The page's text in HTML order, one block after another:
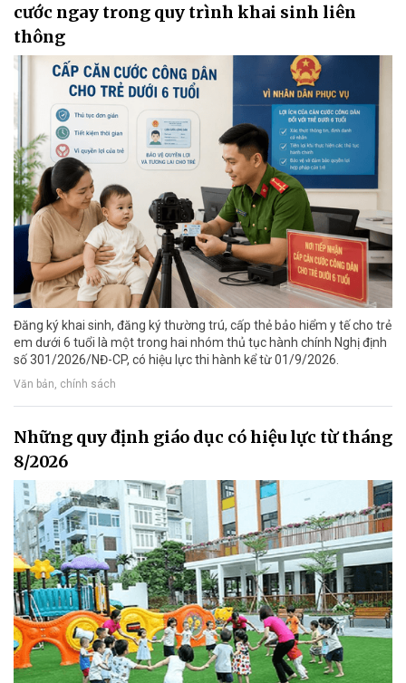
cước ngay trong quy trình khai sinh liên
thông
Đăng ký khai sinh, đăng ký thường trú, cấp thẻ bảo hiểm y tế cho trẻ
em dưới 6 tuổi là một trong hai nhóm thủ tục hành chính Nghị định
số 301/2026/NĐ-CP, có hiệu lực thi hành kể từ 01/9/2026.
Văn bản, chính sách
Những quy định giáo dục có hiệu lực từ tháng
8/2026